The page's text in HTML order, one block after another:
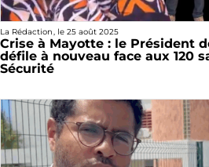
La Rédaction, le 25 août 2025
Crise à Mayotte : le Président
défile à nouveau face aux 120
Sécurité